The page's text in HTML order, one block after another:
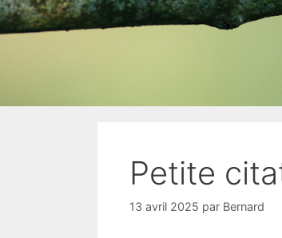
Petite
13 avril 2025 par Bernard